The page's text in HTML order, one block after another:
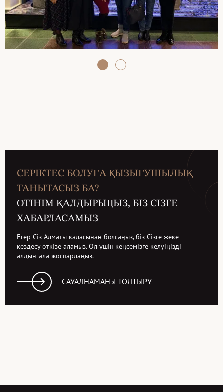
СЕРІКТЕС БОЛУҒА ҚЫЗЫҒУШЫЛЫҚ
ТАНЫТАСЫЗ БА?
ӨТІНІМ ҚАЛДЫРЫҢЫЗ, БІЗ СІЗГЕ
ХАБАРЛАСАМЫЗ
Егер Сіз Алматы қаласынан болсаңыз, біз Сізге жеке
кездесу өткізе аламыз. Ол үшін кеңсемізге келуіңізді
алдын-ала жоспарлаңыз.
САУАЛНАМАНЫ ТОЛТЫРУ